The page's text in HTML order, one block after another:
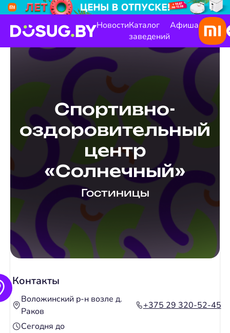
НовостиКаталог
заведений
Афиша
Спортивно-
оздоровительный
центр
«Солнечный»
Гостиницы
Контакты
Воложинский р-н возле д.
Раков
+375 29 320-52-45
Сегодня до